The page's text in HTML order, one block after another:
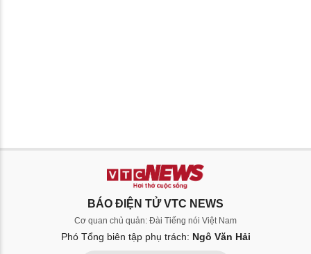
BÁO ĐIỆN TỬ VTC NEWS
Cơ quan chủ quản: Đài Tiếng nói Việt Nam
Phó Tổng biên tập phụ trách: Ngô Văn Hải